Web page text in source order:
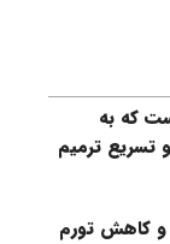
است که به
تسریع ترمیم
و کاهش تورم